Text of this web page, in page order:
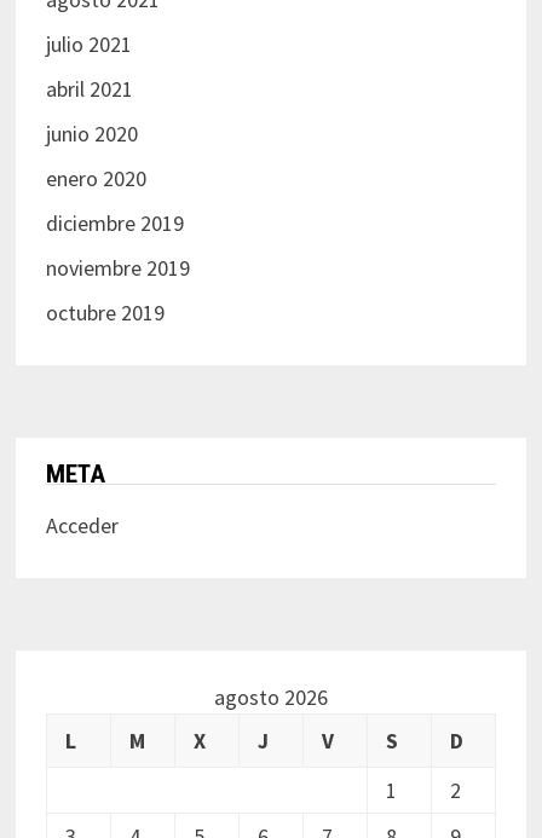
julio 2021
abril 2021
junio 2020
enero 2020
diciembre 2019
noviembre 2019
octubre 2019
META
Acceder
agosto 2026
L
M X J V S
D
1
2